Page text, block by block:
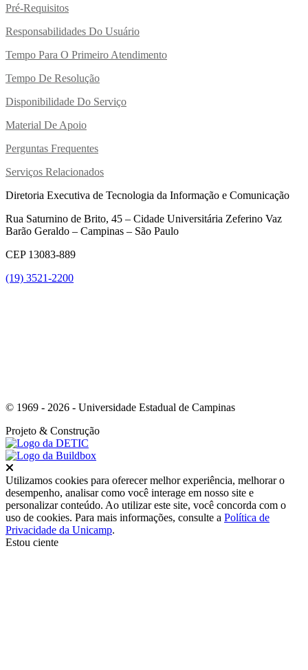
Pré-Requisitos
Responsabilidades Do Usuário
Tempo Para O Primeiro Atendimento
Tempo De Resolução
Disponibilidade Do Serviço
Material De Apoio
Perguntas Frequentes
Serviços Relacionados
Diretoria Executiva de Tecnologia da Informação e Comunicação
Rua Saturnino de Brito, 45 – Cidade Universitária Zeferino Vaz
Barão Geraldo – Campinas – São Paulo
CEP 13083-889
(19) 3521-2200
© 1969 - 2026 - Universidade Estadual de Campinas
Projeto & Construção
Utilizamos cookies para oferecer melhor experiência, melhorar o
desempenho, analisar como você interage em nosso site e
personalizar conteúdo. Ao utilizar este site, você concorda com o
uso de cookies. Para mais informações, consulte a Política de
Privacidade da Unicamp.
Estou ciente